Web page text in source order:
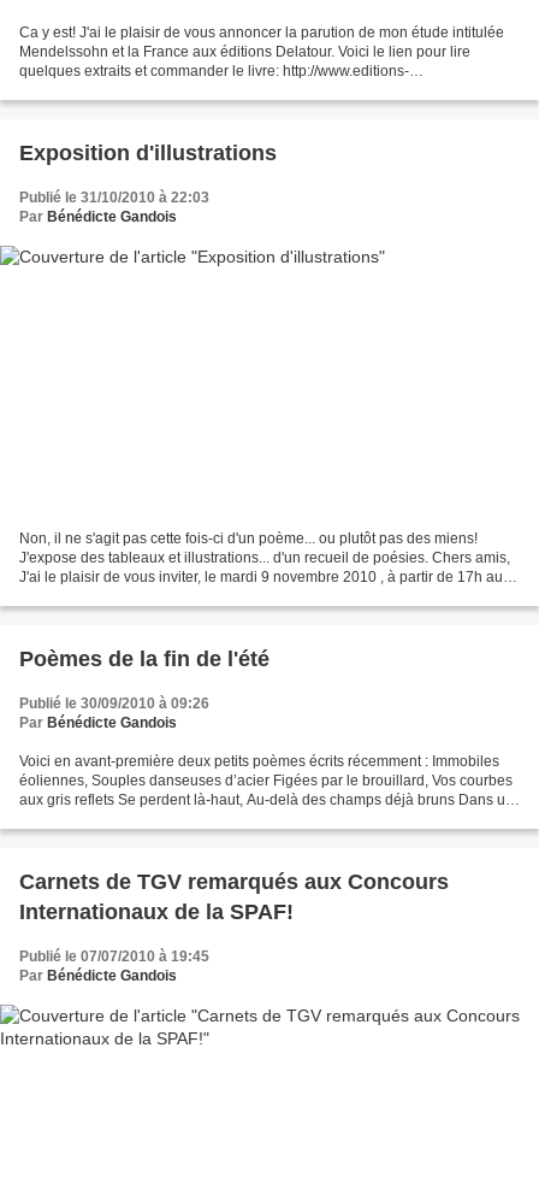
Ca y est! J'ai le plaisir de vous annoncer la parution de mon étude intitulée
Mendelssohn et la France aux éditions Delatour. Voici le lien pour lire
quelques extraits et commander le livre: http://www.editions-
Exposition d'illustrations
Publié le 31/10/2010 à 22:03
Par Bénédicte Gandois
Non, il ne s'agit pas cette fois-ci d'un poème... ou plutôt pas des miens!
J'expose des tableaux et illustrations... d'un recueil de poésies. Chers amis,
J'ai le plaisir de vous inviter, le mardi 9 novembre 2010 , à partir de 17h au
Poèmes de la fin de l'été
Publié le 30/09/2010 à 09:26
Par Bénédicte Gandois
Voici en avant-première deux petits poèmes écrits récemment : Immobiles
éoliennes, Souples danseuses d’acier Figées par le brouillard, Vos courbes
aux gris reflets Se perdent là-haut, Au-delà des champs déjà bruns Dans un
Carnets de TGV remarqués aux Concours
Internationaux de la SPAF!
Publié le 07/07/2010 à 19:45
Par Bénédicte Gandois